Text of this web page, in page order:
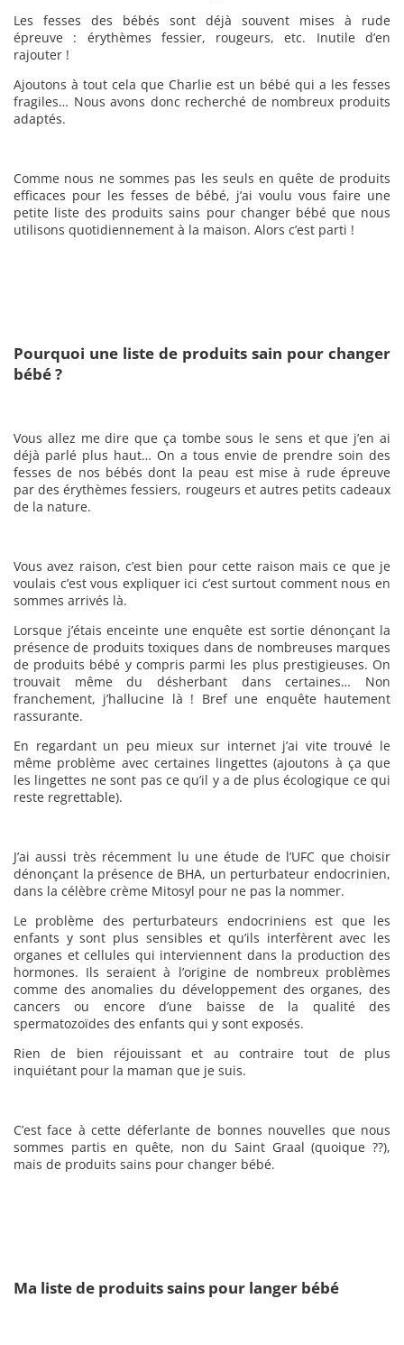
Les fesses des bébés sont déjà souvent mises à rude
épreuve : érythèmes fessier, rougeurs, etc. Inutile d’en
rajouter !
Ajoutons à tout cela que Charlie est un bébé qui a les fesses
fragiles… Nous avons donc recherché de nombreux produits
adaptés.
Comme nous ne sommes pas les seuls en quête de produits
efficaces pour les fesses de bébé, j’ai voulu vous faire une
petite liste des produits sains pour changer bébé que nous
utilisons quotidiennement à la maison. Alors c’est parti !
Pourquoi une liste de produits sain pour changer
bébé ?
Vous allez me dire que ça tombe sous le sens et que j’en ai
déjà parlé plus haut… On a tous envie de prendre soin des
fesses de nos bébés dont la peau est mise à rude épreuve
par des érythèmes fessiers, rougeurs et autres petits cadeaux
de la nature.
Vous avez raison, c’est bien pour cette raison mais ce que je
voulais c’est vous expliquer ici c’est surtout comment nous en
sommes arrivés là.
Lorsque j’étais enceinte une enquête est sortie dénonçant la
présence de produits toxiques dans de nombreuses marques
de produits bébé y compris parmi les plus prestigieuses. On
trouvait même du désherbant dans certaines… Non
franchement, j’hallucine là ! Bref une enquête hautement
rassurante.
En regardant un peu mieux sur internet j’ai vite trouvé le
même problème avec certaines lingettes (ajoutons à ça que
les lingettes ne sont pas ce qu’il y a de plus écologique ce qui
reste regrettable).
J’ai aussi très récemment lu une étude de l’UFC que choisir
dénonçant la présence de BHA, un perturbateur endocrinien,
dans la célèbre crème Mitosyl pour ne pas la nommer.
Le problème des perturbateurs endocriniens est que les
enfants y sont plus sensibles et qu’ils interfèrent avec les
organes et cellules qui interviennent dans la production des
hormones. Ils seraient à l’origine de nombreux problèmes
comme des anomalies du développement des organes, des
cancers ou encore d’une baisse de la qualité des
spermatozoïdes des enfants qui y sont exposés.
Rien de bien réjouissant et au contraire tout de plus
inquiétant pour la maman que je suis.
C’est face à cette déferlante de bonnes nouvelles que nous
sommes partis en quête, non du Saint Graal (quoique ??),
mais de produits sains pour changer bébé.
Ma liste de produits sains pour langer bébé